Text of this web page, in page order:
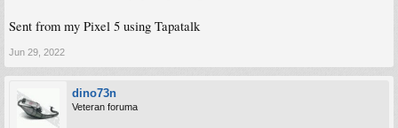
Sent from my Pixel 5 using Tapatalk
Jun 29, 2022
dino73n
Veteran foruma